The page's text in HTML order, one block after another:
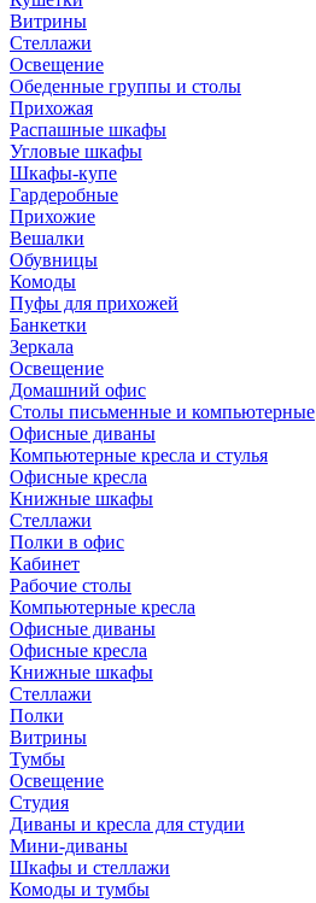
Витрины
Стеллажи
Освещение
Обеденные группы и столы
Прихожая
Распашные шкафы
Угловые шкафы
Шкафы-купе
Гардеробные
Прихожие
Вешалки
Обувницы
Комоды
Пуфы для прихожей
Банкетки
Зеркала
Освещение
Домашний офис
Столы письменные и компьютерные
Офисные диваны
Компьютерные кресла и стулья
Офисные кресла
Книжные шкафы
Стеллажи
Полки в офис
Кабинет
Рабочие столы
Компьютерные кресла
Офисные диваны
Офисные кресла
Книжные шкафы
Стеллажи
Полки
Витрины
Тумбы
Освещение
Студия
Диваны и кресла для студии
Мини-диваны
Шкафы и стеллажи
Комоды и тумбы